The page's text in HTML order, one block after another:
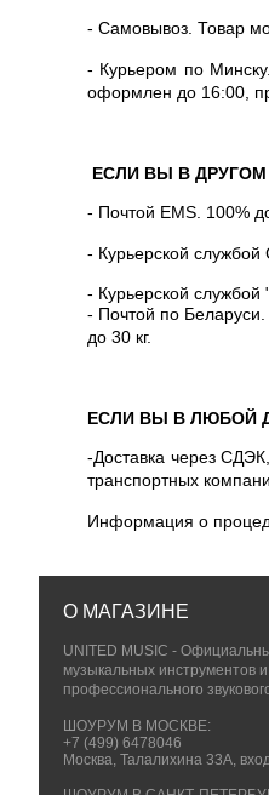
- Самовывоз. Товар
- Курьером по
оформлен до 16:00,
ЕСЛИ ВЫ В
- Почтой EMS. 100%
- Курьерской
- Курьерской
- Почтой по Беларуси.
до 30 кг.
ЕСЛИ ВЫ В ЛЮБОЙ
-Доставка через
транспортных
Информация о
О МАГАЗИНЕ
UNITED MUSIC -
музыкальных инструментов и
профессионального
ШОУРУМ В МОСКВЕ:
+7 (499) 6478046
Москва, Талалихина 33А,